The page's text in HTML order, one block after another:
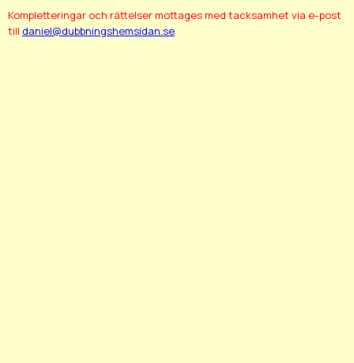
Kompletteringar och rättelser mottages med tacksamhet via e-post
till daniel@dubbningshemsidan.se